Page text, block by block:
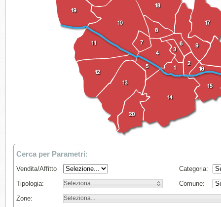
Cerca per Parametri:
Vendita/Affitto
Categoria:
Tipologia:
Seleziona...
Comune:
Zone:
Seleziona...